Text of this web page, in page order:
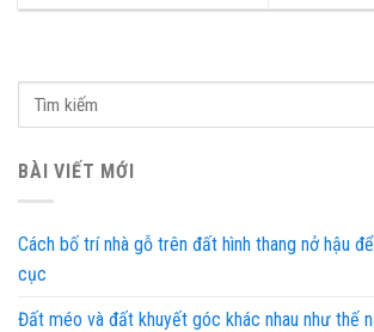
BÀI VIẾT MỚI
Cách bố trí nhà gỗ trên đất hình thang nở hậu
cục
Đất méo và đất khuyết góc khác nhau như thế